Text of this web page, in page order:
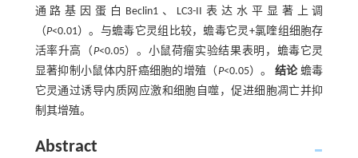
通路基因蛋白Beclin1、LC3-II表达水平显著上调
（P<0.01）。与蟾毒它灵组比较，蟾毒它灵+氯喹组细胞存
活率升高（P<0.05）。小鼠荷瘤实验结果表明，蟾毒它灵
显著抑制小鼠体内肝癌细胞的增殖（P<0.05）。结论蟾毒
它灵通过诱导内质网应激和细胞自噬，促进细胞凋亡并抑
制其增殖。
Abstract